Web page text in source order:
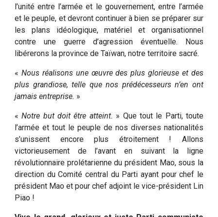
l’unité entre l’armée et le gouvernement, entre l’armée
et le peuple, et devront continuer à bien se préparer sur
les plans idéologique, matériel et organisationnel
contre une guerre d’agression éventuelle. Nous
libérerons la province de Taïwan, notre territoire sacré.
« Nous réalisons une œuvre des plus glorieuse et des
plus grandiose, telle que nos prédécesseurs n’en ont
jamais entreprise. »
«Notre but doit être atteint. » Que tout le Parti, toute
l’armée et tout le peuple de nos diverses nationalités
s’unissent encore plus étroitement ! Allons
victorieusement de l’avant en suivant la ligne
révolutionnaire prolétarienne du président Mao, sous la
direction du Comité central du Parti ayant pour chef le
président Mao et pour chef adjoint le vice-président Lin
Piao !